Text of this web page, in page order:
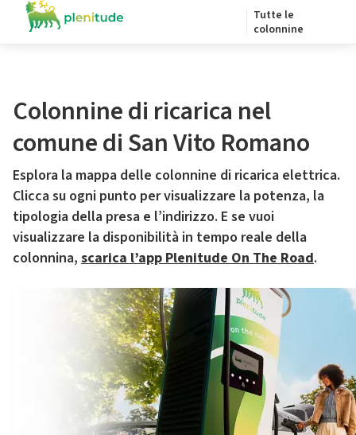
Tutte le
colonnine
Colonnine di ricarica nel
comune di San Vito Romano
Esplora la mappa delle colonnine di ricarica elettrica.
Clicca su ogni punto per visualizzare la potenza, la
tipologia della presa e l’indirizzo. E se vuoi
visualizzare la disponibilità in tempo reale della
colonnina, scarica l’app Plenitude On The Road.